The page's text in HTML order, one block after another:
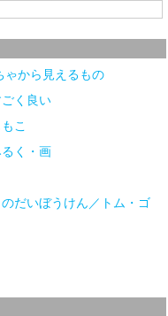
ゃから見えるもの
く良い
こ
く・画
だいぼうけん／トム・ゴ